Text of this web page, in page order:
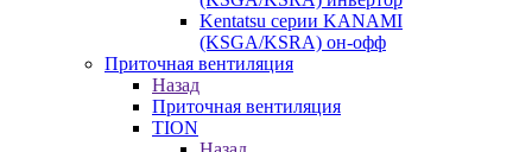
Kentatsu серии KANAMI
(KSGA/KSRA) он-офф
Приточная вентиляция
Назад
Приточная вентиляция
TION